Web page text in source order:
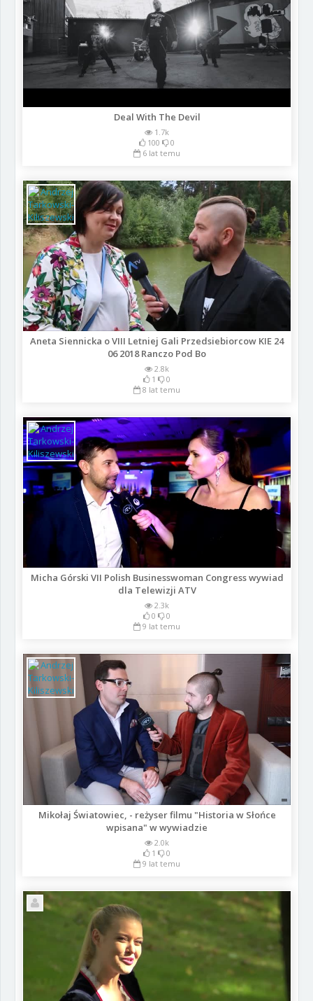
Deal With The Devil
1.7k
100
0
6 lat temu
Aneta Siennicka o VIII Letniej Gali Przedsiebiorcow KIE 24
06 2018 Ranczo Pod Bo
2.8k
1
0
8 lat temu
Micha Górski VII Polish Businesswoman Congress wywiad
dla Telewizji ATV
2.3k
0
0
9 lat temu
Mikołaj Światowiec, - reżyser filmu "Historia w Słońce
wpisana" w wywiadzie
2.0k
1
0
9 lat temu